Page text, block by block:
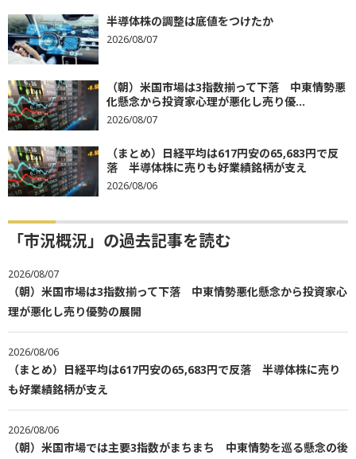
半導体株の調整は底値をつけたか
2026/08/07
（朝）米国市場は3指数揃って下落 中東情勢悪
化懸念から投資家心理が悪化し売り優...
2026/08/07
（まとめ）日経平均は617円安の65,683円で反
落 半導体株に売りも好業績銘柄が支え
2026/08/06
「市況概況」の過去記事を読む
2026/08/07
（朝）米国市場は3指数揃って下落 中東情勢悪化懸念から投資家心
理が悪化し売り優勢の展開
2026/08/06
（まとめ）日経平均は617円安の65,683円で反落 半導体株に売り
も好業績銘柄が支え
2026/08/06
（朝）米国市場では主要3指数がまちまち 中東情勢を巡る懸念の後